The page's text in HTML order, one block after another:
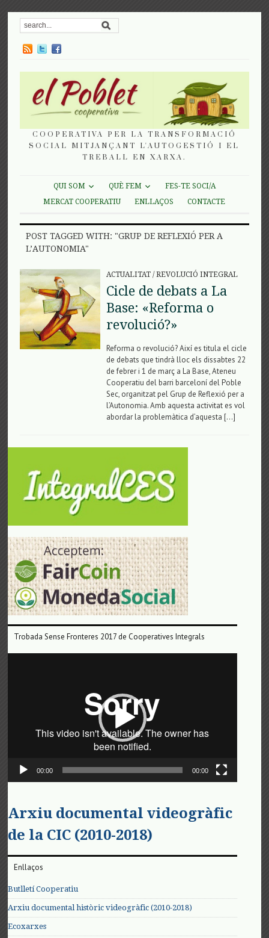
COOPERATIVA PER LA TRANSFORMACIÓ
SOCIAL MITJANÇANT L'AUTOGESTIÓ I EL
TREBALL EN XARXA.
QUI SOM QUÈ FEM
FES-TE SOCI/A
MERCAT COOPERATIU
ENLLAÇOS CONTACTE
POST TAGGED WITH: "GRUP DE REFLEXIÓ PER A
L’AUTONOMIA"
ACTUALITAT/REVOLUCIÓ INTEGRAL
Cicle de debats a La
Base: «Reforma o
revolució?»
Reforma o revolució? Així es titula el cicle
de debats que tindrà lloc els dissabtes 22
de febrer i 1 de març a La Base, Ateneu
Cooperatiu del barri barceloní del Poble
Sec, organitzat pel Grup de Reflexió per a
l’Autonomia. Amb aquesta activitat es vol
abordar la problemàtica d’aquesta […]
Trobada Sense Fronteres 2017 de Cooperatives Integrals
00:00 00:00
Arxiu documental videogràfic
de la CIC (2010-2018)
Enllaços
Butlletí Cooperatiu
Arxiu documental històric videogràfic (2010-2018)
Ecoxarxes